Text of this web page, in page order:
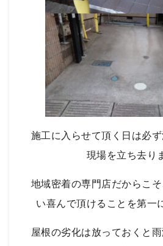
施工に入らせて頂く日は必
現場を立ち去り
地域密着の専門店だからこ
い喜んで頂けることを第一
屋根の劣化は放っておくと